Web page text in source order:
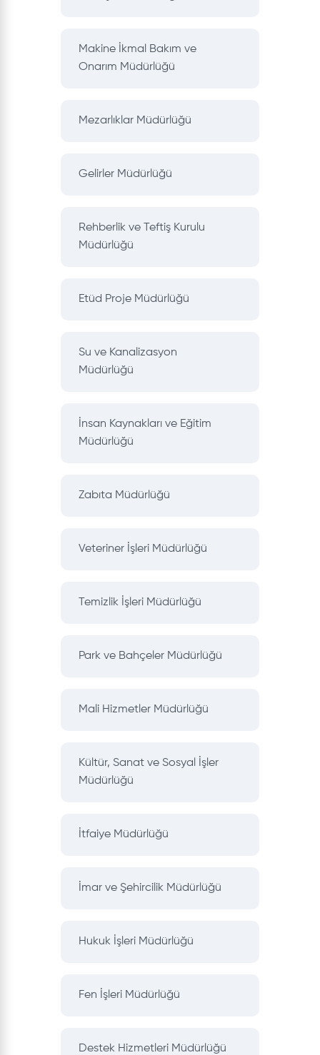
Makine İkmal Bakım ve
Onarım Müdürlüğü
Mezarlıklar Müdürlüğü
Gelirler Müdürlüğü
Rehberlik ve Teftiş Kurulu
Müdürlüğü
Etüd Proje Müdürlüğü
Su ve Kanalizasyon
Müdürlüğü
İnsan Kaynakları ve Eğitim
Müdürlüğü
Zabıta Müdürlüğü
Veteriner İşleri Müdürlüğü
Temizlik İşleri Müdürlüğü
Park ve Bahçeler Müdürlüğü
Mali Hizmetler Müdürlüğü
Kültür, Sanat ve Sosyal İşler
Müdürlüğü
İtfaiye Müdürlüğü
İmar ve Şehircilik Müdürlüğü
Hukuk İşleri Müdürlüğü
Fen İşleri Müdürlüğü
Destek Hizmetleri Müdürlüğü